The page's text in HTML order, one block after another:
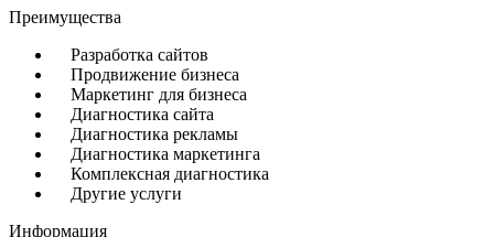
Преимущества
Разработка сайтов
Продвижение бизнеса
Маркетинг для бизнеса
Диагностика сайта
Диагностика рекламы
Диагностика маркетинга
Комплексная диагностика
Другие услуги
Информация